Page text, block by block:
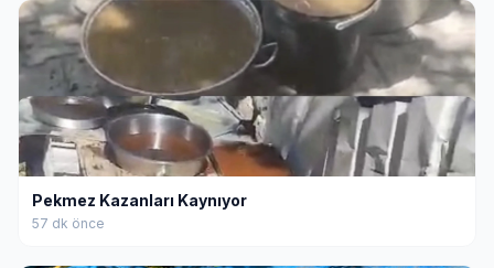
Pekmez Kazanları Kaynıyor
57 dk önce